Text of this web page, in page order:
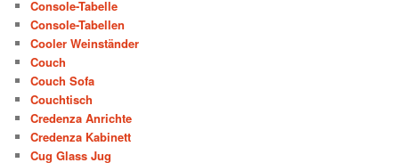
Console-Tabelle
Console-Tabellen
Cooler Weinständer
Couch
Couch Sofa
Couchtisch
Credenza Anrichte
Credenza Kabinett
Cug Glass Jug